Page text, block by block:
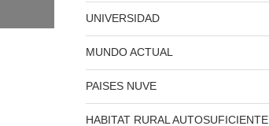
UNIVERSIDAD
MUNDO ACTUAL
PAISES NUVE
HABITAT RURAL AUTOSUFICIENTE